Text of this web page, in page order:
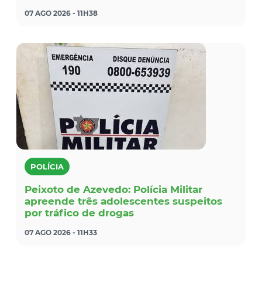
07 AGO 2026 - 11H38
POLÍCIA
Peixoto de Azevedo: Polícia Militar
apreende três adolescentes suspeitos
por tráfico de drogas
07 AGO 2026 - 11H33